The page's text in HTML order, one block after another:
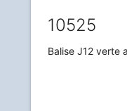
10525
Balise J12 verte